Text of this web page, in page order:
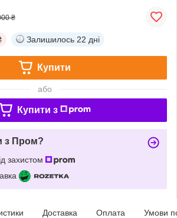
₴
Залишилось 22 дні
Купити
або
Купити з
з Пром?
захистом
Доставка Оплата Умови